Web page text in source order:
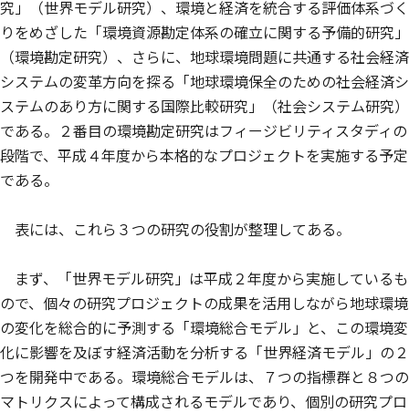
究」（世界モデル研究）、環境と経済を統合する評価体系づく
りをめざした「環境資源勘定体系の確立に関する予備的研究」
（環境勘定研究）、さらに、地球環境問題に共通する社会経済
システムの変革方向を探る「地球環境保全のための社会経済シ
ステムのあり方に関する国際比較研究」（社会システム研究）
である。２番目の環境勘定研究はフィージビリティスタディの
段階で、平成４年度から本格的なプロジェクトを実施する予定
である。
表には、これら３つの研究の役割が整理してある。
まず、「世界モデル研究」は平成２年度から実施しているも
ので、個々の研究プロジェクトの成果を活用しながら地球環境
の変化を総合的に予測する「環境総合モデル」と、この環境変
化に影響を及ぼす経済活動を分析する「世界経済モデル」の２
つを開発中である。環境総合モデルは、７つの指標群と８つの
マトリクスによって構成されるモデルであり、個別の研究プロ